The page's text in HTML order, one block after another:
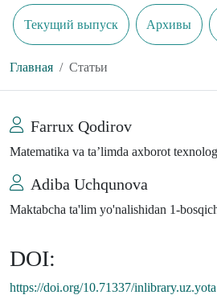
Текущий выпуск Архивы
Главная Статьи
Farrux Qodirov
Matematika va ta’limda axborot
Adiba Uchqunova
Maktabcha ta'lim yo'nalishidan 1-
DOI:
https://doi.org/10.71337/